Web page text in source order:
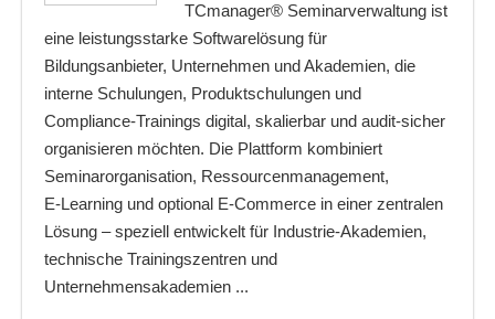
TCmanager® Seminarverwaltung ist
eine leistungsstarke Softwarelösung für
Bildungsanbieter, Unternehmen und Akademien, die
interne Schulungen, Produktschulungen und
Compliance‑Trainings digital, skalierbar und audit‑sicher
organisieren möchten. Die Plattform kombiniert
Seminarorganisation, Ressourcenmanagement,
E‑Learning und optional E‑Commerce in einer zentralen
Lösung – speziell entwickelt für Industrie‑Akademien,
technische Trainingszentren und
Unternehmensakademien ...